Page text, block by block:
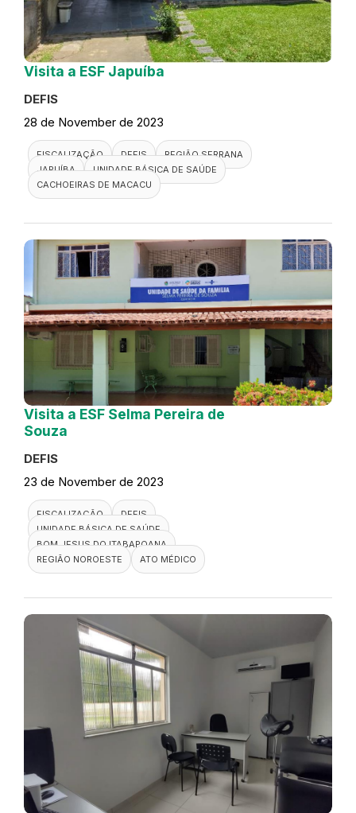
Visita a ESF Japuíba
DEFIS
28 de November de 2023
FISCALIZAÇÃO DEFIS
REGIÃO SERRANA
JAPUÍBA
UNIDADE BÁSICA DE SAÚDE
CACHOEIRAS DE MACACU
Visita a ESF Selma Pereira de
Souza
DEFIS
23 de November de 2023
FISCALIZAÇÃO
DEFIS
UNIDADE BÁSICA DE SAÚDE
BOM JESUS DO ITABAPOANA
REGIÃO NOROESTE
ATO MÉDICO